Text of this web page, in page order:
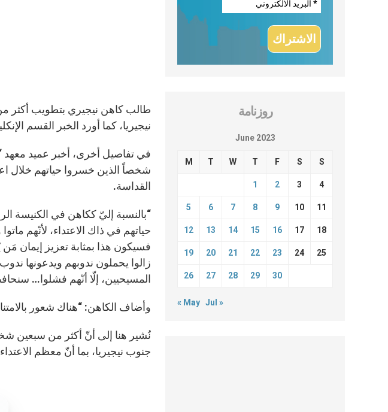
طالب كاهن نيجيري بتطويب أكثر
نيجيريا، كما أورد الخبر القسم
شخصاً الذين خسروا حياتهم خلال
القداسة.
“بالنسبة إليّ ككاهن في الكنيسة
حياتهم في ذاك الاعتداء، لأنّهم
فسيكون هذا بمثابة تعزيز إيمان
زالوا يحملون ندوبهم ويدعونها
المسيحيين، إلّا أنّهم فشلوا…
وأضاف الكاهن: “هناك شعور
جنوب نيجيريا، بما أنّ معظم
روزنامة
June 2023
M T W T F S S
1 2 3 4
5 6 7 8 9 10 11
12 13 14 15 16 17 18
19 20 21 22 23 24 25
26 27 28 29 30
« May Jul »